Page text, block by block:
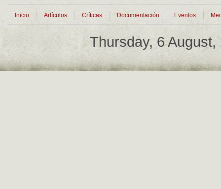
Inicio Artículos Críticas Documentación Eventos
Thursday, 6